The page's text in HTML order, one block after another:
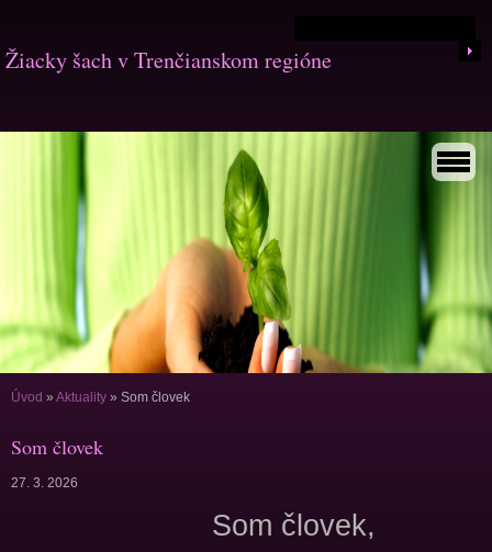
Žiacky šach v Trenčianskom regióne
Úvod » Aktuality » Som človek
Som človek
27. 3. 2026
Som človek,